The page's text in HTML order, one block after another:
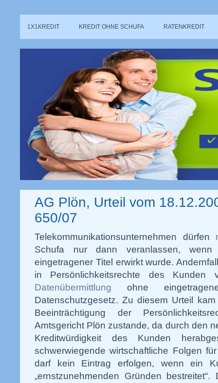
1X1KREDIT KREDIT OHNE SCHUFA RATENKREDIT
AG Plön, Urteil vom
650/07
Telekommunikationsunternehmen dürfen
Schufa nur dann veranlassen, wenn
eingetragener Titel erwirkt wurde.
in Persönlichkeitsrechte des Kunden
Datenübermittlung ohne
Datenschutzgesetz. Zu diesem Urteil
Beeinträchtigung der
Amtsgericht Plön zustande, da durch den
Kreditwürdigkeit des Kunden
schwerwiegende wirtschaftliche Folgen
darf kein Eintrag erfolgen, wenn ein
„ernstzunehmenden Gründen